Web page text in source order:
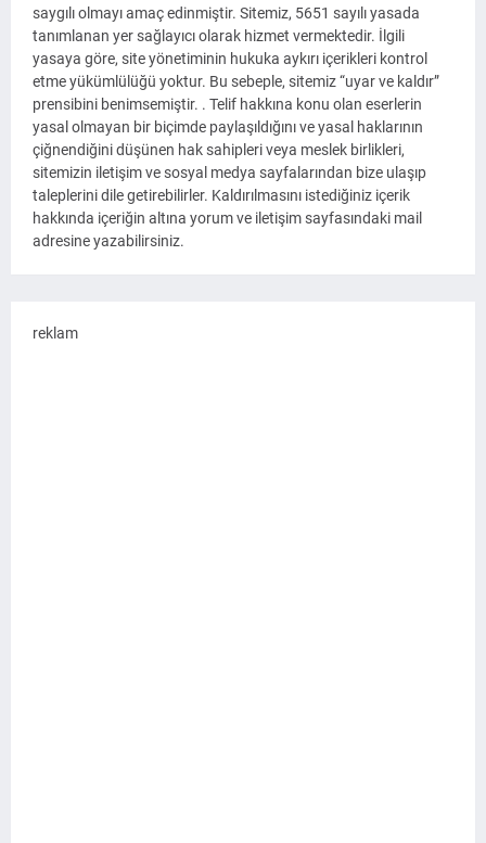
saygılı olmayı amaç edinmiştir. Sitemiz, 5651 sayılı yasada
tanımlanan yer sağlayıcı olarak hizmet vermektedir. İlgili
yasaya göre, site yönetiminin hukuka aykırı içerikleri kontrol
etme yükümlülüğü yoktur. Bu sebeple, sitemiz “uyar ve kaldır”
prensibini benimsemiştir. . Telif hakkına konu olan eserlerin
yasal olmayan bir biçimde paylaşıldığını ve yasal haklarının
çiğnendiğini düşünen hak sahipleri veya meslek birlikleri,
sitemizin iletişim ve sosyal medya sayfalarından bize ulaşıp
taleplerini dile getirebilirler. Kaldırılmasını istediğiniz içerik
hakkında içeriğin altına yorum ve iletişim sayfasındaki mail
adresine yazabilirsiniz.
reklam